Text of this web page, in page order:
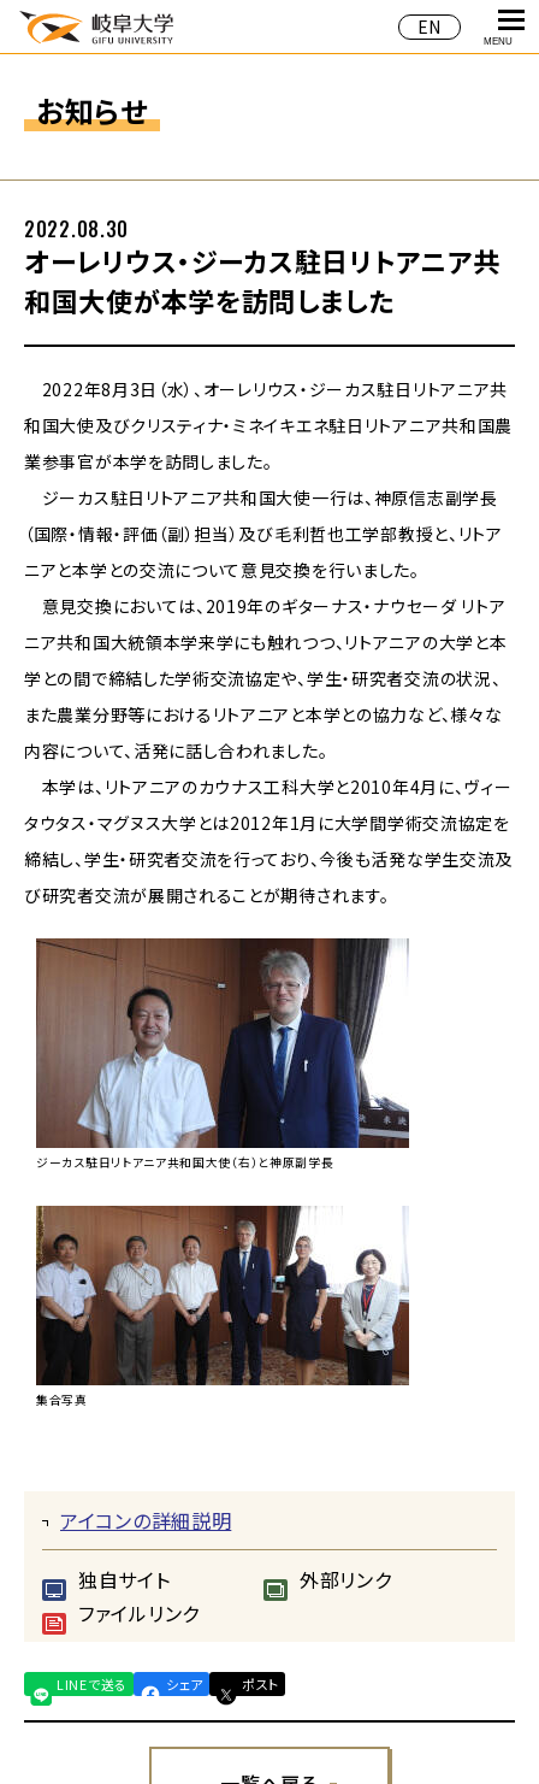
EN
MENU
お知らせ
オーレリウス・ジーカス駐日リトアニア共
和国大使が本学を訪問しました
2022.08.30
2022年8月3日（水）、オーレリウス・ジーカス駐日リトアニア共
和国大使及びクリスティナ・ミネイキエネ駐日リトアニア共和国農
業参事官が本学を訪問しました。
ジーカス駐日リトアニア共和国大使一行は、神原信志副学長
（国際・情報・評価（副）担当）及び毛利哲也工学部教授と、リトア
ニアと本学との交流について意見交換を行いました。
意見交換においては、2019年のギターナス・ナウセーダ リトア
ニア共和国大統領本学来学にも触れつつ、リトアニアの大学と本
学との間で締結した学術交流協定や、学生・研究者交流の状況、
また農業分野等におけるリトアニアと本学との協力など、様々な
内容について、活発に話し合われました。
本学は、リトアニアのカウナス工科大学と2010年4月に、ヴィー
タウタス・マグヌス大学とは2012年1月に大学間学術交流協定を
締結し、学生・研究者交流を行っており、今後も活発な学生交流及
び研究者交流が展開されることが期待されます。
ジーカス駐日リトアニア共和国大使（右）と神原副学長
集合写真
アイコンの詳細説明
独自サイト
外部リンク
ファイルリンク
LINEで送る シェア ポスト